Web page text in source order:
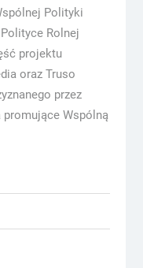
Polityki
Rolnej
projektu
oraz Truso
przez
promujące Wspólną